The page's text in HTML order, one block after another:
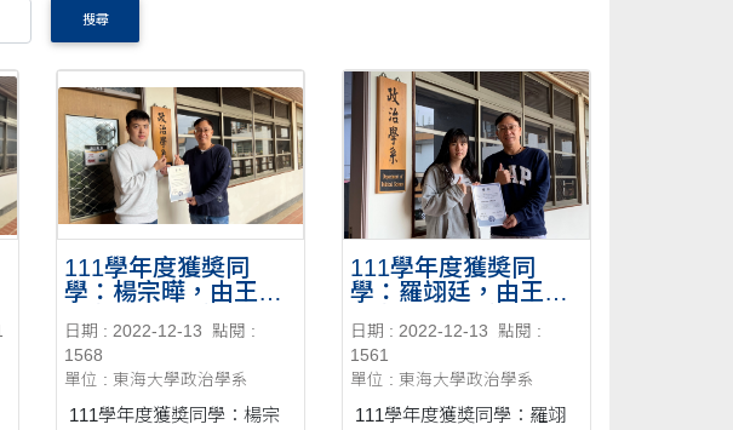
搜尋
111學年度獲奬同
學：楊宗曄，由王啟
日期 : 2022-12-13
點閱 :
1568
單位 : 東海大學政治學系
111學年度獲奬同學：楊宗
111學年度獲奬同
學：羅翊廷，由王啟
日期 : 2022-12-13
點閱 :
1561
單位 : 東海大學政治學系
111學年度獲奬同學：羅翊